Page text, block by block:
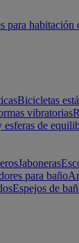
para habitación
Bicicletas
vibratorias
esferas de
Jaboneras
para baño
Espejos de